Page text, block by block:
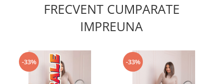
FRECVENT CUMPARATE
IMPREUNA
-33% -33%